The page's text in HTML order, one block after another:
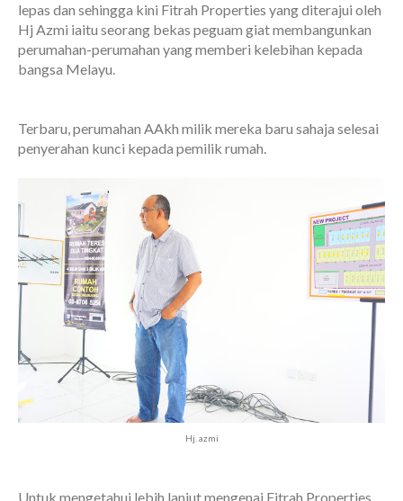
lepas dan sehingga kini Fitrah Properties yang diterajui oleh
Hj Azmi iaitu seorang bekas peguam giat membangunkan
perumahan-perumahan yang memberi kelebihan kepada
bangsa Melayu.
Terbaru, perumahan AAkh milik mereka baru sahaja selesai
penyerahan kunci kepada pemilik rumah.
Hj. azmi
Untuk mengetahui lebih lanjut mengenai Fitrah Properties